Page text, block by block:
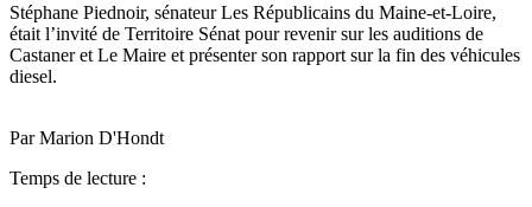
Stéphane Piednoir, sénateur Les Républicains du Maine-et-Loire,
était l’invité de Territoire Sénat pour revenir sur les auditions de
Castaner et Le Maire et présenter son rapport sur la fin des véhicules
diesel.
Par Marion D'Hondt
Temps de lecture :